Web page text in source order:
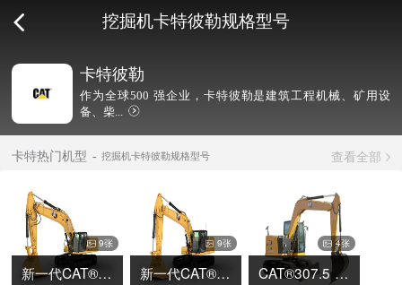
挖掘机卡特彼勒规格型号
卡特彼勒
作为全球500 强企业，卡特彼勒是建筑工程机械、矿用设
备、柴...
卡特热门机型 挖掘机卡特彼勒规格型号 查看全部
9张
新一代CAT®336 液压挖掘机
9张
新一代CAT®320 液压挖掘机
4张
CAT®307.5 液压挖掘机